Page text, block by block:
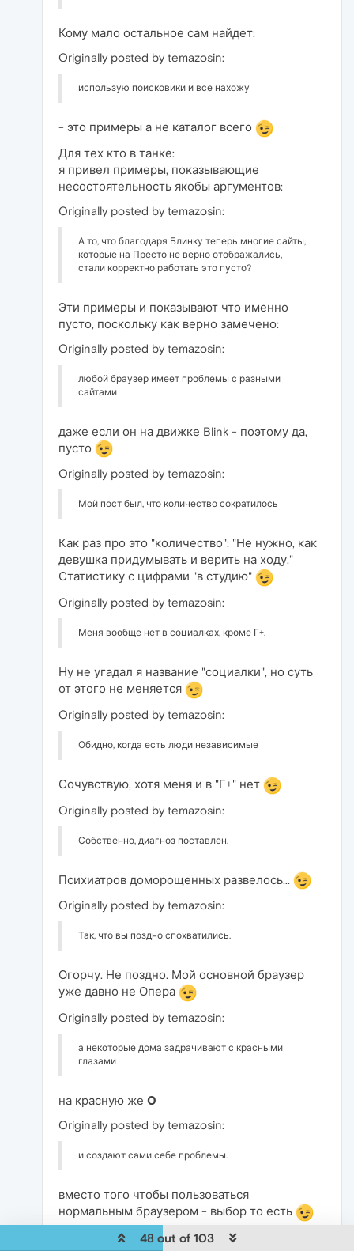
Кому мало остальное сам найдет:
Originally posted by temazosin:
использую поисковики и все нахожу
- это примеры а не каталог всего
Для тех кто в танке:
я привел примеры, показывающие
несостоятельность якобы аргументов:
Originally posted by temazosin:
А то, что благодаря Блинку теперь многие сайты,
которые на Престо не верно отображались,
стали корректно работать это пусто?
Эти примеры и показывают что именно
пусто, поскольку как верно замечено:
Originally posted by temazosin:
любой браузер имеет проблемы с разными
сайтами
даже если он на движке Blink - поэтому да,
пусто
Originally posted by temazosin:
Мой пост был, что количество сократилось
Как раз про это "количество": "Не нужно, как
девушка придумывать и верить на ходу."
Статистику с цифрами "в студию"
Originally posted by temazosin:
Меня вообще нет в социалках, кроме Г+.
Ну не угадал я название "социалки", но суть
от этого не меняется
Originally posted by temazosin:
Обидно, когда есть люди независимые
Сочувствую, хотя меня и в "Г+" нет
Originally posted by temazosin:
Собственно, диагноз поставлен.
Психиатров доморощенных развелось...
Originally posted by temazosin:
Так, что вы поздно спохватились.
Огорчу. Не поздно. Мой основной браузер
уже давно не Опера
Originally posted by temazosin:
а некоторые дома задрачивают с красными
глазами
на красную же О
Originally posted by temazosin:
и создают сами себе проблемы.
вместо того чтобы пользоваться
нормальным браузером - выбор то есть
Originally posted by temazosin:
48 out of 103